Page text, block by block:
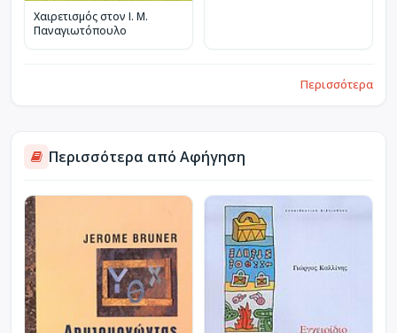
Χαιρετισμός στον Ι. Μ.
Παναγιωτόπουλο
Περισσότερα
Περισσότερα από Αφήγηση